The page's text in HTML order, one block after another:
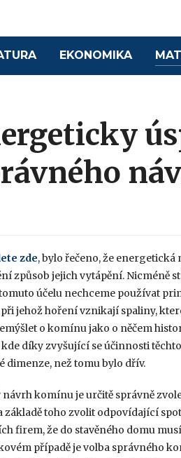
EKONOMIKA
zde, bylo řečeno, že energetická
způsob jejich vytápění. Nicméně
účelu nechceme používat
jehož hoření vznikají spaliny,
o komínu jako o něčem
díky zvyšující se účinnosti
než tomu bylo dřív.
komínu je určitě správně
základě toho zvolit odpovídající
firem, že do stavěného domu
případě je volba správného